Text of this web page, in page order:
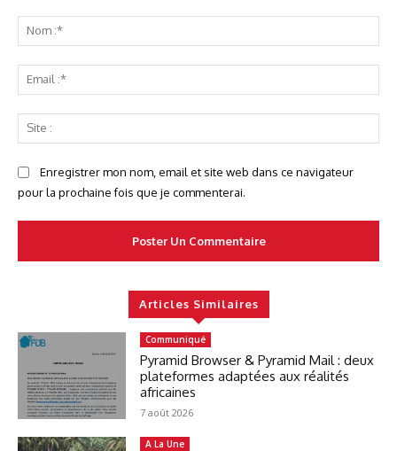
:*
:*
:
Enregistrer mon nom, email et site web dans ce navigateur
pour la prochaine fois que je commenterai.
Articles Similaires
Communiqué
Pyramid Browser & Pyramid Mail : deux
plateformes adaptées aux réalités
africaines
7 août 2026
A La Une